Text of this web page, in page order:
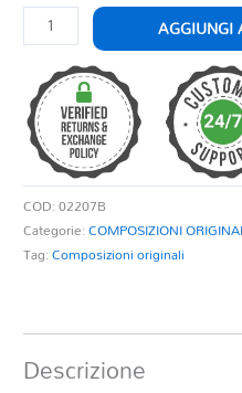
CONCERTO
A
COLORI
quantità
AGGIUNGI
COD:02207B
Categorie:COMPOSIZIONI
Tag:Composizioni originali
Descrizione